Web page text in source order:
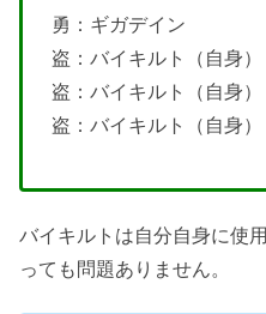
勇：ギガデイン
盗：バイキルト（自身）
盗：バイキルト（自身）
盗：バイキルト（自身）
バイキルトは自分自身に使
っても問題ありません。